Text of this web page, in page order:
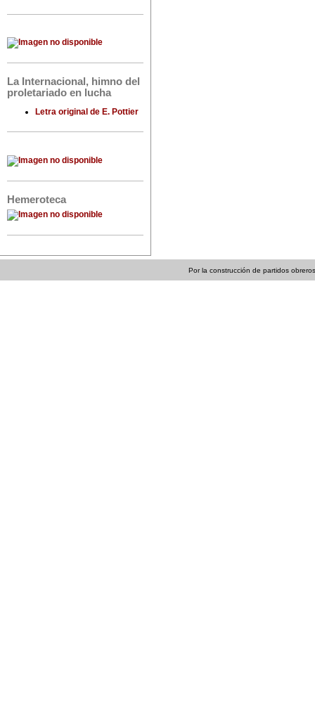
La Internacional, himno del
proletariado en lucha
Letra original de E. Pottier
Hemeroteca
Por la construcción de partidos